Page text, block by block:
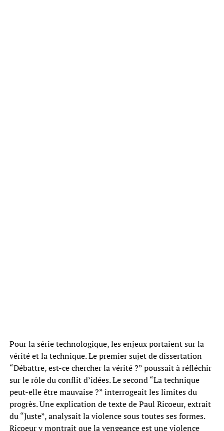
Pour la série technologique, les enjeux portaient sur la
vérité et la technique. Le premier sujet de dissertation
“Débattre, est-ce chercher la vérité ?” poussait à réfléchir
sur le rôle du conflit d’idées. Le second “La technique
peut-elle être mauvaise ?” interrogeait les limites du
progrès. Une explication de texte de Paul Ricoeur, extrait
du “Juste”, analysait la violence sous toutes ses formes.
Ricoeur y montrait que la vengeance est une violence